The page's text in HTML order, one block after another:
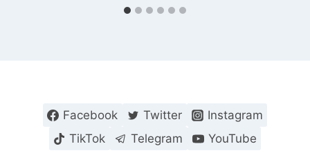
Facebook Twitter
Instagram
TikTok
Telegram YouTube